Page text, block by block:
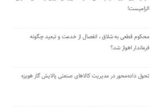
الزامیست!
محکوم قطعی به شلاق ، انفصال از خدمت و تبعید چگونه
فرماندار اهواز شد؟
تحول داده‌محور در مدیریت کالاهای صنعتی پالایش گاز هویزه